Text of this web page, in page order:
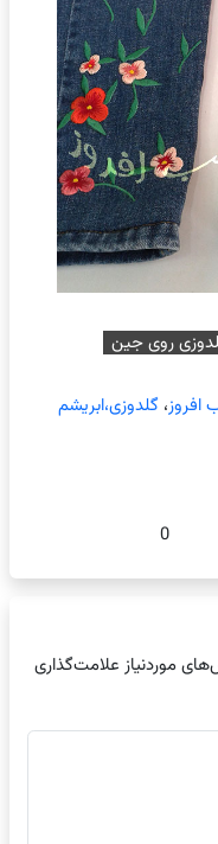
روی جین
،گلدوزی،ابریشم
0
موردنیاز علامت‌گذاری